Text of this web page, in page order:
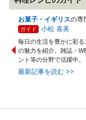
お菓子・イギリスの専
ガイド 小松 喜美
毎日の生活を豊かに彩る
の魅力を紹介。雑誌・
ント等の分野で活躍中。
最新記事を読む >>